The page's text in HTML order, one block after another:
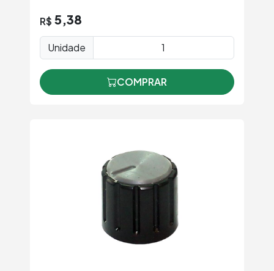
R$ 5,38
Unidade
COMPRAR